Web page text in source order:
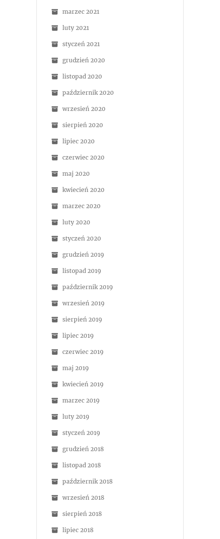
marzec 2021
luty 2021
styczeń 2021
grudzień 2020
listopad 2020
październik 2020
wrzesień 2020
sierpień 2020
lipiec 2020
czerwiec 2020
maj 2020
kwiecień 2020
marzec 2020
luty 2020
styczeń 2020
grudzień 2019
listopad 2019
październik 2019
wrzesień 2019
sierpień 2019
lipiec 2019
czerwiec 2019
maj 2019
kwiecień 2019
marzec 2019
luty 2019
styczeń 2019
grudzień 2018
listopad 2018
październik 2018
wrzesień 2018
sierpień 2018
lipiec 2018